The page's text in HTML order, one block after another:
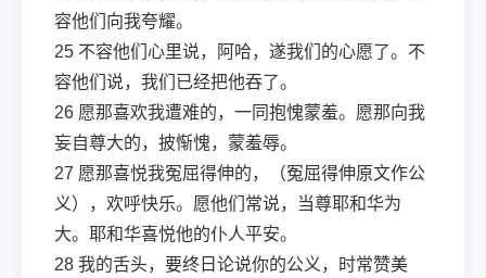
容他们向我夸耀。
25 不容他们心里说，阿哈，遂我们的心愿了。不
容他们说，我们已经把他吞了。
26 愿那喜欢我遭难的，一同抱愧蒙羞。愿那向我
妄自尊大的，披惭愧，蒙羞辱。
27 愿那喜悦我冤屈得伸的，（冤屈得伸原文作公
义），欢呼快乐。愿他们常说，当尊耶和华为
大。耶和华喜悦他的仆人平安。
28 我的舌头，要终日论说你的公义，时常赞美